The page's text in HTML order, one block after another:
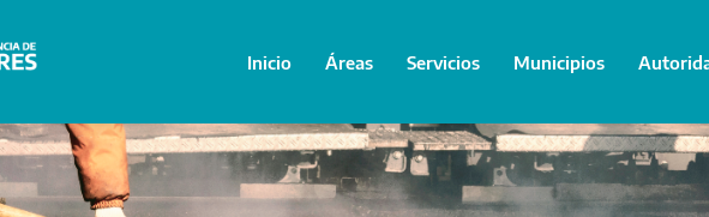
Inicio Áreas Servicios Municipios